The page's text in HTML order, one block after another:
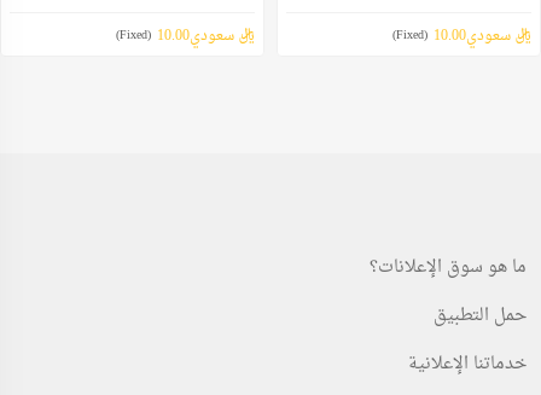
ريال سعودي10.00 (Fixed) ريال سعودي10.00 (Fixed)
ما هو سوق الإعلانات؟
حمل التطبيق
خدماتنا الإعلانية